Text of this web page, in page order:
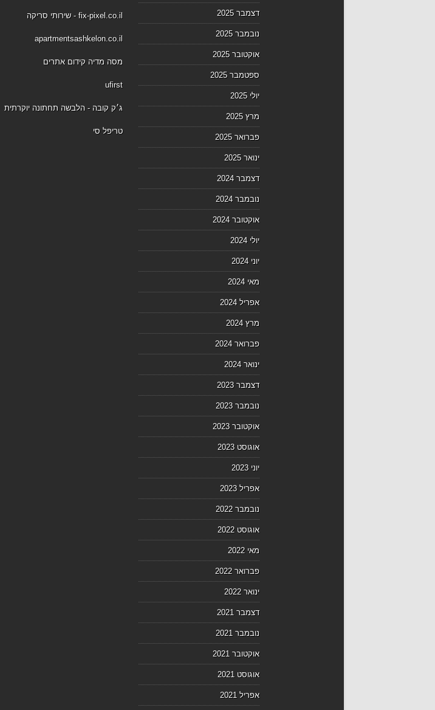
fix-pixel.co.il - שירותי סריקה
apartmentsashkelon.co.il
מסה מדיה קידום אתרים
ufirst
ג׳ק קובה - הלבשה תחתונה יוקרתית
טריפל סי
דצמבר 2025
נובמבר 2025
אוקטובר 2025
ספטמבר 2025
יולי 2025
מרץ 2025
פברואר 2025
ינואר 2025
דצמבר 2024
נובמבר 2024
אוקטובר 2024
יולי 2024
יוני 2024
מאי 2024
אפריל 2024
מרץ 2024
פברואר 2024
ינואר 2024
דצמבר 2023
נובמבר 2023
אוקטובר 2023
אוגוסט 2023
יוני 2023
אפריל 2023
נובמבר 2022
אוגוסט 2022
מאי 2022
פברואר 2022
ינואר 2022
דצמבר 2021
נובמבר 2021
אוקטובר 2021
אוגוסט 2021
אפריל 2021